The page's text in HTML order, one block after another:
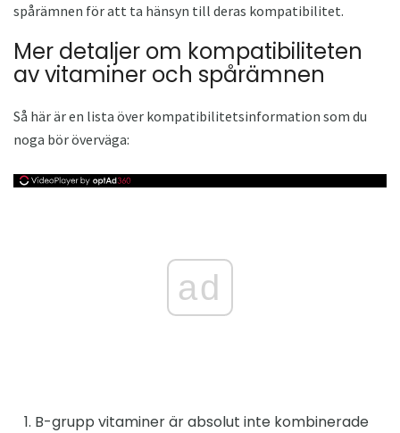
spårämnen för att ta hänsyn till deras kompatibilitet.
Mer detaljer om kompatibiliteten
av vitaminer och spårämnen
Så här är en lista över kompatibilitetsinformation som du
noga bör överväga:
ad
B-grupp vitaminer är absolut inte kombinerade